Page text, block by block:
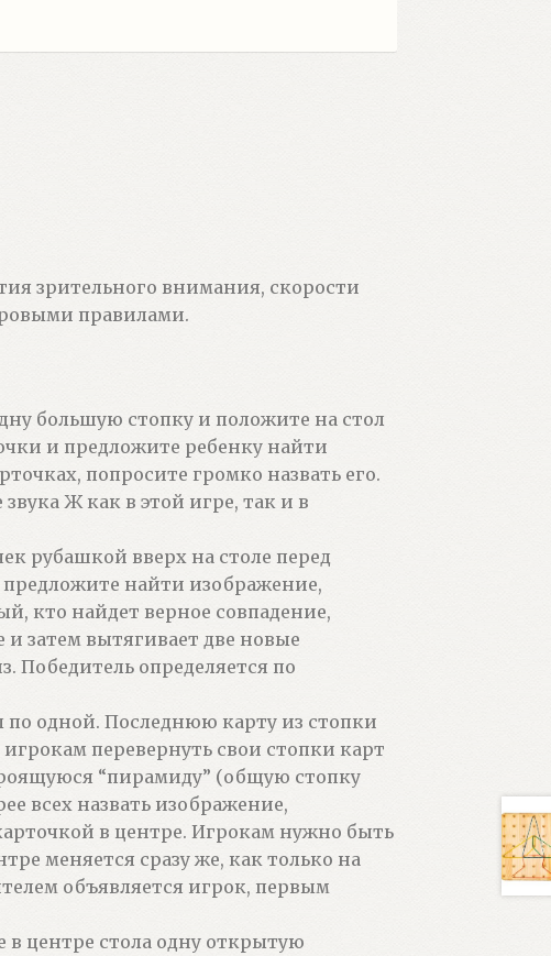
зрительного внимания, скорости
правилами.
большую стопку и положите на стол
и предложите ребенку найти
попросите громко назвать его.
Ж как в этой игре, так и в
рубашкой вверх на столе перед
найти изображение,
кто найдет верное совпадение,
и затем вытягивает две новые
Победитель определяется по
по одной. Последнюю карту из стопки
перевернуть свои стопки карт
“пирамиду” (общую стопку
всех назвать изображение,
в центре. Игрокам нужно быть
меняется сразу же, как только на
объявляется игрок, первым
в центре стола одну открытую